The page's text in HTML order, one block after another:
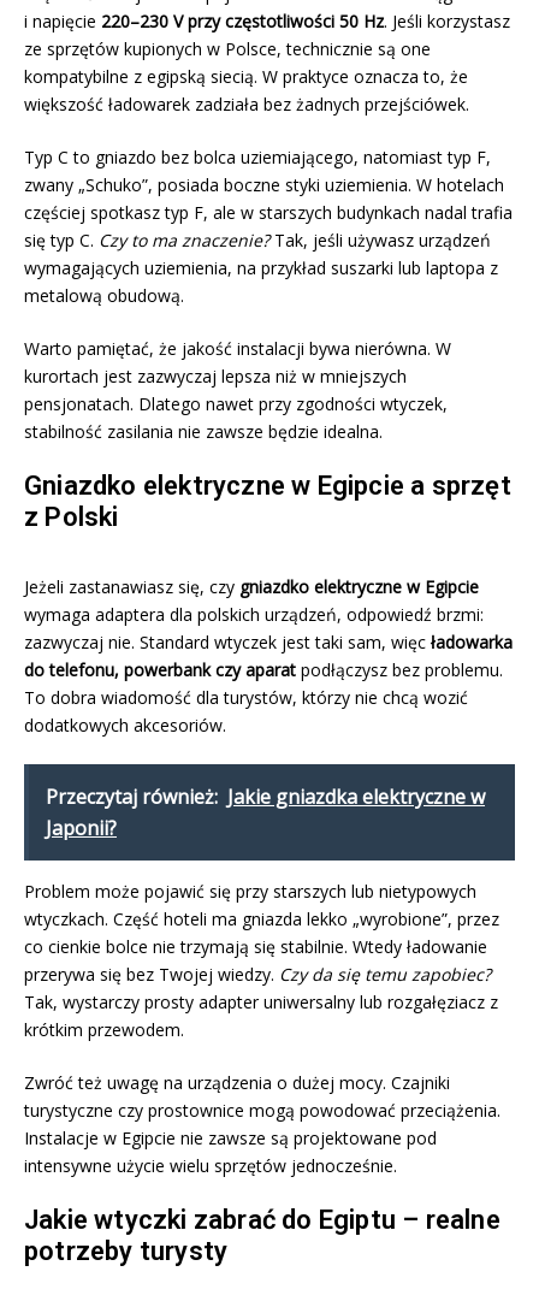
i napięcie 220–230 V przy częstotliwości 50 Hz. Jeśli korzystasz
ze sprzętów kupionych w Polsce, technicznie są one
kompatybilne z egipską siecią. W praktyce oznacza to, że
większość ładowarek zadziała bez żadnych przejściówek.
Typ C to gniazdo bez bolca uziemiającego, natomiast typ F,
zwany „Schuko”, posiada boczne styki uziemienia. W hotelach
częściej spotkasz typ F, ale w starszych budynkach nadal trafia
się typ C. Czy to ma znaczenie?Tak, jeśli używasz urządzeń
wymagających uziemienia, na przykład suszarki lub laptopa z
metalową obudową.
Warto pamiętać, że jakość instalacji bywa nierówna. W
kurortach jest zazwyczaj lepsza niż w mniejszych
pensjonatach. Dlatego nawet przy zgodności wtyczek,
stabilność zasilania nie zawsze będzie idealna.
Gniazdko elektryczne w Egipcie a sprzęt
z Polski
Jeżeli zastanawiasz się, czy gniazdko elektryczne w Egipcie
wymaga adaptera dla polskich urządzeń, odpowiedź brzmi:
zazwyczaj nie. Standard wtyczek jest taki sam, więc ładowarka
do telefonu, powerbank czy aparat podłączysz bez problemu.
To dobra wiadomość dla turystów, którzy nie chcą wozić
dodatkowych akcesoriów.
Przeczytaj również: Jakie gniazdka elektryczne w
Japonii?
Problem może pojawić się przy starszych lub nietypowych
wtyczkach. Część hoteli ma gniazda lekko „wyrobione”, przez
co cienkie bolce nie trzymają się stabilnie. Wtedy ładowanie
przerywa się bez Twojej wiedzy. Czy da się temu zapobiec?
Tak, wystarczy prosty adapter uniwersalny lub rozgałęziacz z
krótkim przewodem.
Zwróć też uwagę na urządzenia o dużej mocy. Czajniki
turystyczne czy prostownice mogą powodować przeciążenia.
Instalacje w Egipcie nie zawsze są projektowane pod
intensywne użycie wielu sprzętów jednocześnie.
Jakie wtyczki zabrać do Egiptu – realne
potrzeby turysty